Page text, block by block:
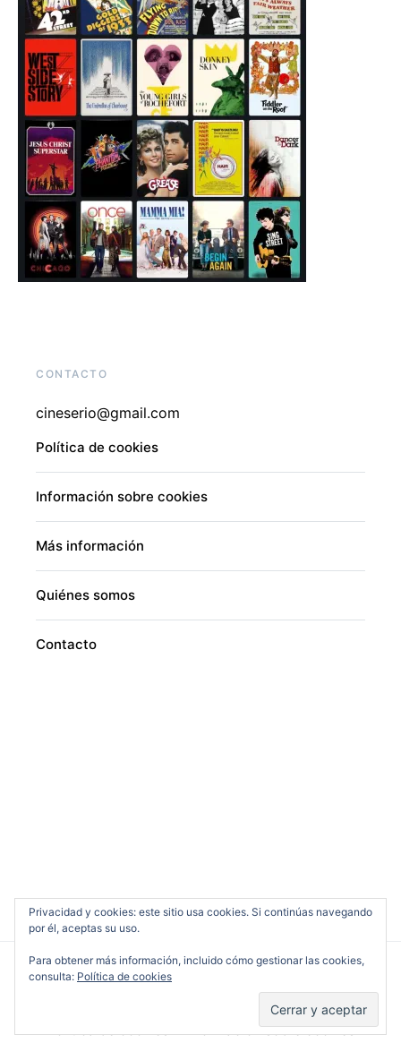
CONTACTO
cineserio@gmail.com
Política de cookies
Información sobre cookies
Más información
Quiénes somos
Contacto
Política de cookies
Información sobre cookies
Privacidad y cookies: este sitio usa cookies. Si continúas navegando
por él, aceptas su uso.
Para obtener más información, incluido cómo gestionar las cookies,
consulta: Política de cookies